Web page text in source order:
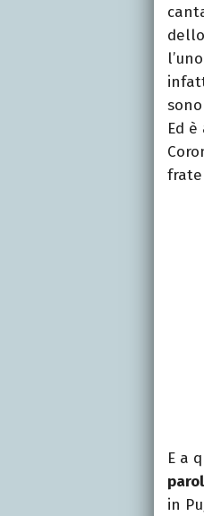
Ed
E a
in